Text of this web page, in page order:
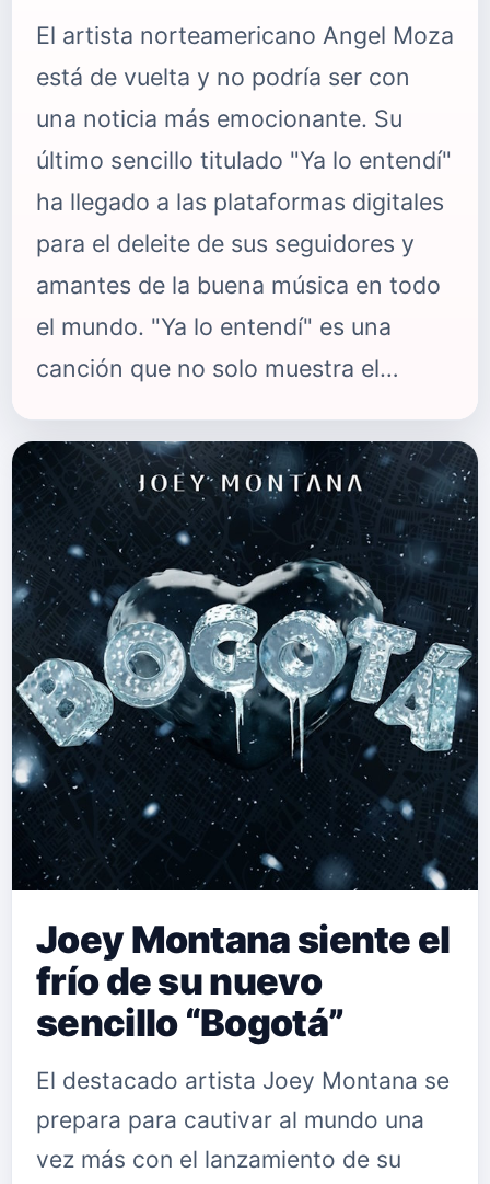
El artista norteamericano Angel Moza
está de vuelta y no podría ser con
una noticia más emocionante. Su
último sencillo titulado "Ya lo entendí"
ha llegado a las plataformas digitales
para el deleite de sus seguidores y
amantes de la buena música en todo
el mundo. "Ya lo entendí" es una
canción que no solo muestra el
sino que también te hará mover los
pies desde el primer compás. Con un
ritmo infeccioso y una melodía
cautivadora, esta canción promete
convertirse en un éxito en las listas
de reproducción y en las pistas de
baile. El artista norteamericano ha
demostrado una vez más su habilidad
para crear música…
Joey Montana siente el
frío de su nuevo
sencillo “Bogotá”
El destacado artista Joey Montana se
prepara para cautivar al mundo una
vez más con el lanzamiento de su